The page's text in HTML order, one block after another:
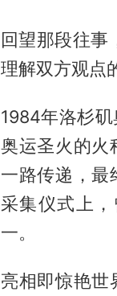
回望那段往事
理解双方观点
1984年洛杉
奥运圣火的火
一路传递，最
采集仪式上
一。
亮相即惊艳世